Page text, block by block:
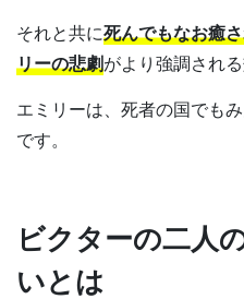
それと共に死んでもなお癒
リーの悲劇がより強調され
エミリーは、死者の国でも
です。
ビクターの二人
いとは